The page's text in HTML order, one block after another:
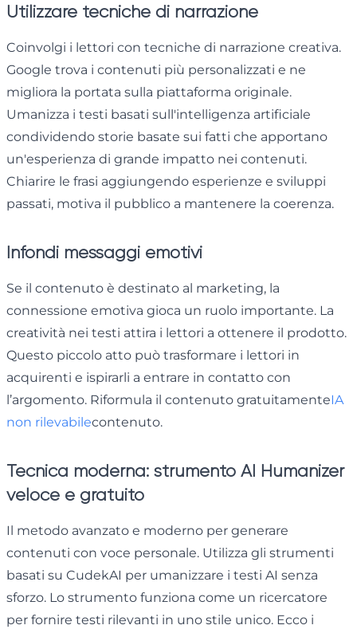
Utilizzare tecniche di narrazione
Coinvolgi i lettori con tecniche di narrazione creativa.
Google trova i contenuti più personalizzati e ne
migliora la portata sulla piattaforma originale.
Umanizza i testi basati sull'intelligenza artificiale
condividendo storie basate sui fatti che apportano
un'esperienza di grande impatto nei contenuti.
Chiarire le frasi aggiungendo esperienze e sviluppi
passati, motiva il pubblico a mantenere la coerenza.
Infondi messaggi emotivi
Se il contenuto è destinato al marketing, la
connessione emotiva gioca un ruolo importante. La
creatività nei testi attira i lettori a ottenere il prodotto.
Questo piccolo atto può trasformare i lettori in
acquirenti e ispirarli a entrare in contatto con
l’argomento. Riformula il contenuto gratuitamenteIA
non rilevabilecontenuto.
Tecnica moderna: strumento AI Humanizer
veloce e gratuito
Il metodo avanzato e moderno per generare
contenuti con voce personale. Utilizza gli strumenti
basati su CudekAI per umanizzare i testi AI senza
sforzo. Lo strumento funziona come un ricercatore
per fornire testi rilevanti in uno stile unico. Ecco i